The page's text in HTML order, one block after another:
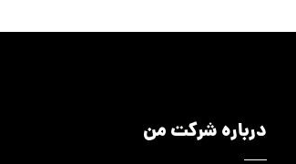
درباره شرکت من